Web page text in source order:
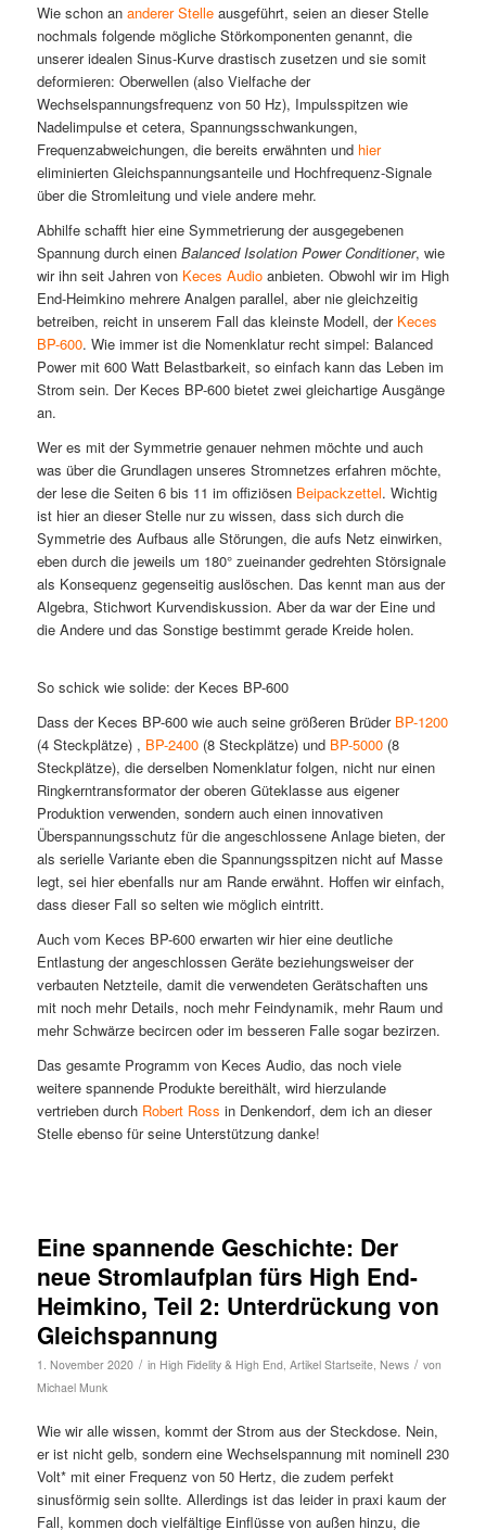
Wie schon an anderer Stelleausgeführt, seien an dieser Stelle
nochmals folgende mögliche Störkomponenten genannt, die
unserer idealen Sinus-Kurve drastisch zusetzen und sie somit
deformieren: Oberwellen (also Vielfache der
Wechselspannungsfrequenz von 50 Hz), Impulsspitzen wie
Nadelimpulse et cetera, Spannungsschwankungen,
Frequenzabweichungen, die bereits erwähnten und hier
eliminierten Gleichspannungsanteile und Hochfrequenz-Signale
über die Stromleitung und viele andere mehr.
Abhilfe schafft hier eine Symmetrierung der ausgegebenen
Spannung durch einen Balanced Isolation Power Conditioner, wie
wir ihn seit Jahren von Keces Audioanbieten. Obwohl wir im High
End-Heimkino mehrere Analgen parallel, aber nie gleichzeitig
betreiben, reicht in unserem Fall das kleinste Modell, der Keces
BP-600. Wie immer ist die Nomenklatur recht simpel: Balanced
Power mit 600 Watt Belastbarkeit, so einfach kann das Leben im
Strom sein. Der Keces BP-600 bietet zwei gleichartige Ausgänge
an.
Wer es mit der Symmetrie genauer nehmen möchte und auch
was über die Grundlagen unseres Stromnetzes erfahren möchte,
der lese die Seiten 6 bis 11 im offiziösen Beipackzettel. Wichtig
ist hier an dieser Stelle nur zu wissen, dass sich durch die
Symmetrie des Aufbaus alle Störungen, die aufs Netz einwirken,
eben durch die jeweils um 180° zueinander gedrehten Störsignale
als Konsequenz gegenseitig auslöschen. Das kennt man aus der
Algebra, Stichwort Kurvendiskussion. Aber da war der Eine und
die Andere und das Sonstige bestimmt gerade Kreide holen.
So schick wie solide: der Keces BP-600
Dass der Keces BP-600 wie auch seine größeren Brüder BP-1200
(4 Steckplätze) , BP-2400(8 Steckplätze) und BP-5000(8
Steckplätze), die derselben Nomenklatur folgen, nicht nur einen
Ringkerntransformator der oberen Güteklasse aus eigener
Produktion verwenden, sondern auch einen innovativen
Überspannungsschutz für die angeschlossene Anlage bieten, der
als serielle Variante eben die Spannungsspitzen nicht auf Masse
legt, sei hier ebenfalls nur am Rande erwähnt. Hoffen wir einfach,
dass dieser Fall so selten wie möglich eintritt.
Auch vom Keces BP-600 erwarten wir hier eine deutliche
Entlastung der angeschlossen Geräte beziehungsweiser der
verbauten Netzteile, damit die verwendeten Gerätschaften uns
mit noch mehr Details, noch mehr Feindynamik, mehr Raum und
mehr Schwärze becircen oder im besseren Falle sogar bezirzen.
Das gesamte Programm von Keces Audio, das noch viele
weitere spannende Produkte bereithält, wird hierzulande
vertrieben durch Robert Ross in Denkendorf, dem ich an dieser
Stelle ebenso für seine Unterstützung danke!
Eine spannende Geschichte: Der
neue Stromlaufplan fürs High End-
Heimkino, Teil 2: Unterdrückung von
Gleichspannung
1. November 2020 / in High Fidelity & High End, Artikel Startseite, News / von
Michael Munk
Wie wir alle wissen, kommt der Strom aus der Steckdose. Nein,
er ist nicht gelb, sondern eine Wechselspannung mit nominell 230
Volt* mit einer Frequenz von 50 Hertz, die zudem perfekt
sinusförmig sein sollte. Allerdings ist das leider in praxi kaum der
Fall, kommen doch vielfältige Einflüsse von außen hinzu, die